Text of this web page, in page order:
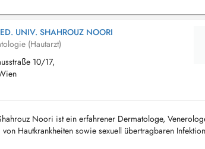
UNIV. SHAHROUZ NOORI
(Hautarzt)
10/17,
Noori ist ein erfahrener Dermatologe,
von Hautkrankheiten sowie sexuell übertragbaren
Behandlung von Psoriasis, Neurodermiti...